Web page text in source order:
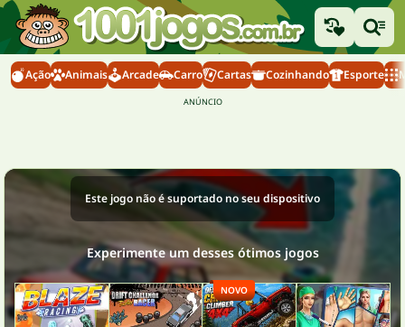
Ação Animais Arcade Carro Cartas Cozinhando Esporte
Este jogo não é suportado no seu dispositivo
Experimente um desses ótimos jogos
NOVO